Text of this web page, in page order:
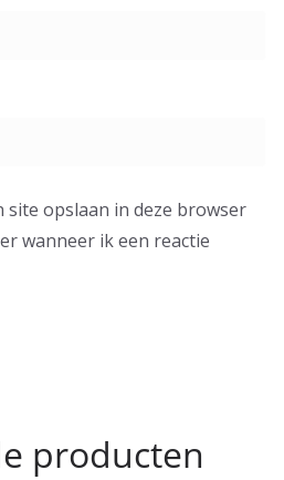
site opslaan in deze browser
wanneer ik een reactie
producten